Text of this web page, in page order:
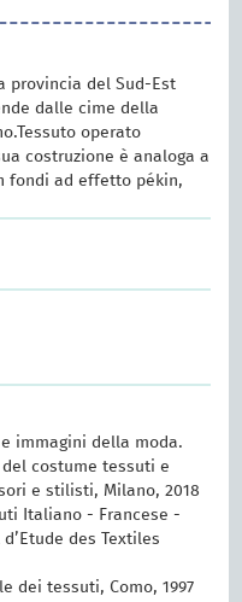
provincia del Sud-Est
dalle cime della
operato
costruzione è analoga a
fondi ad effetto pékin,
immagini della moda.
costume tessuti e
e stilisti, Milano, 2018
Italiano - Francese -
des Textiles
dei tessuti, Como, 1997